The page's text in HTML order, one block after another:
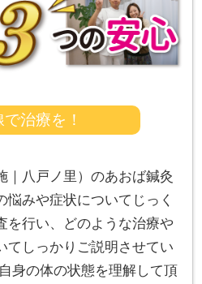
治療を！
｜八戸ノ里）のあおば鍼灸
悩みや症状についてじっく
を行い、どのような治療や
てしっかりご説明させてい
身の体の状態を理解して頂